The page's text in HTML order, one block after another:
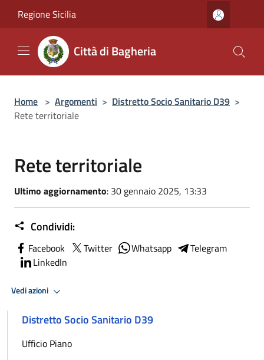
Regione Sicilia
Città di Bagheria
Home > Argomenti > Distretto Socio Sanitario D39 >
Rete territoriale
Rete territoriale
Ultimo aggiornamento: 30 gennaio 2025, 13:33
Condividi:
Facebook Twitter Whatsapp
Telegram
LinkedIn
Vedi azioni
Distretto Socio Sanitario D39
Ufficio Piano